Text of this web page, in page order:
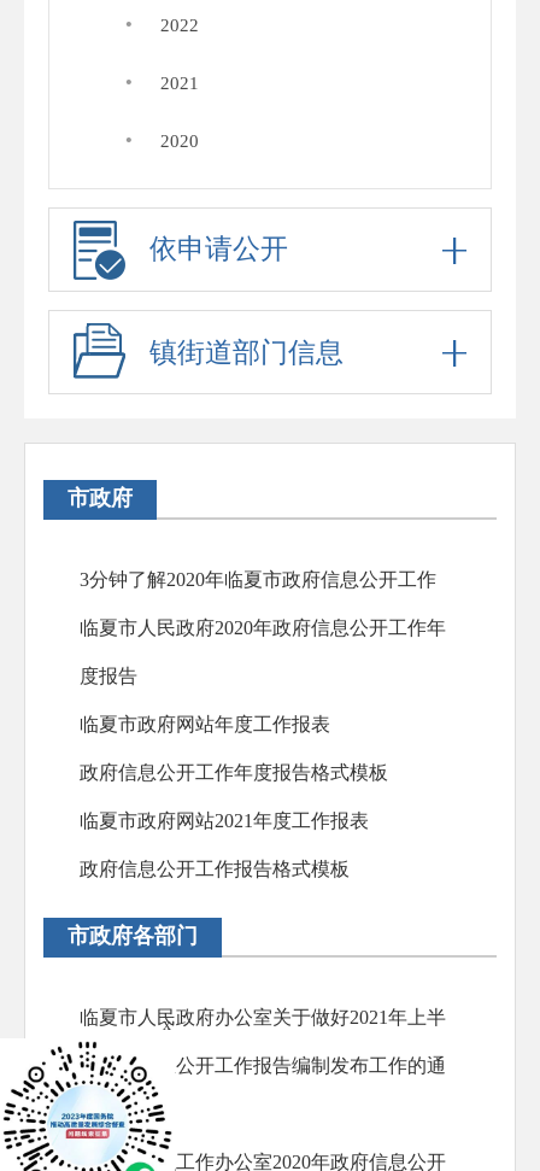
· 2022
· 2021
· 2020
依申请公开
镇街道部门信息
市政府
3分钟了解2020年临夏市政府信息公开工作
临夏市人民政府2020年政府信息公开工作年
度报告
临夏市政府网站年度工作报表
政府信息公开工作年度报告格式模板
临夏市政府网站2021年度工作报表
政府信息公开工作报告格式模板
市政府各部门
临夏市人民政府办公室关于做好2021年上半
年政府信息公开工作报告编制发布工作的通
知
临夏市金融工作办公室2020年政府信息公开
x